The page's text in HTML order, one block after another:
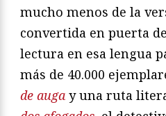
mucho menos de la
convertida en puerta
lectura en esa lengua
más de 40.000
de auga y una ruta